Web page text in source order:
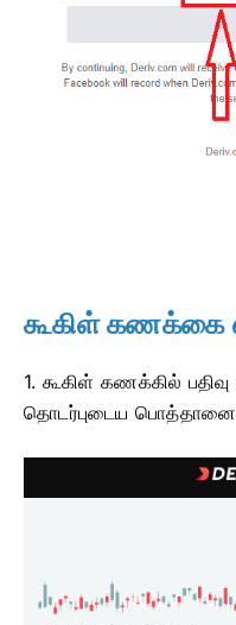
கூகிள் கணக்கை
1. கூகிள் கணக்கில்
தொடர்புடைய